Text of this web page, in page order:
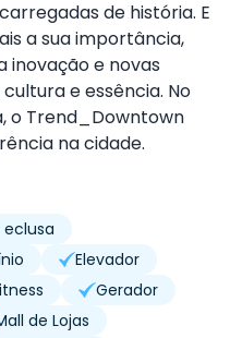
de história. E
a sua importância,
inovação e novas
e essência. No
o Trend_Downtown
na cidade.
Elevador
Gerador
de Lojas